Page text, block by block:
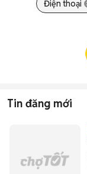
Điện thoại
Tin đăng mới